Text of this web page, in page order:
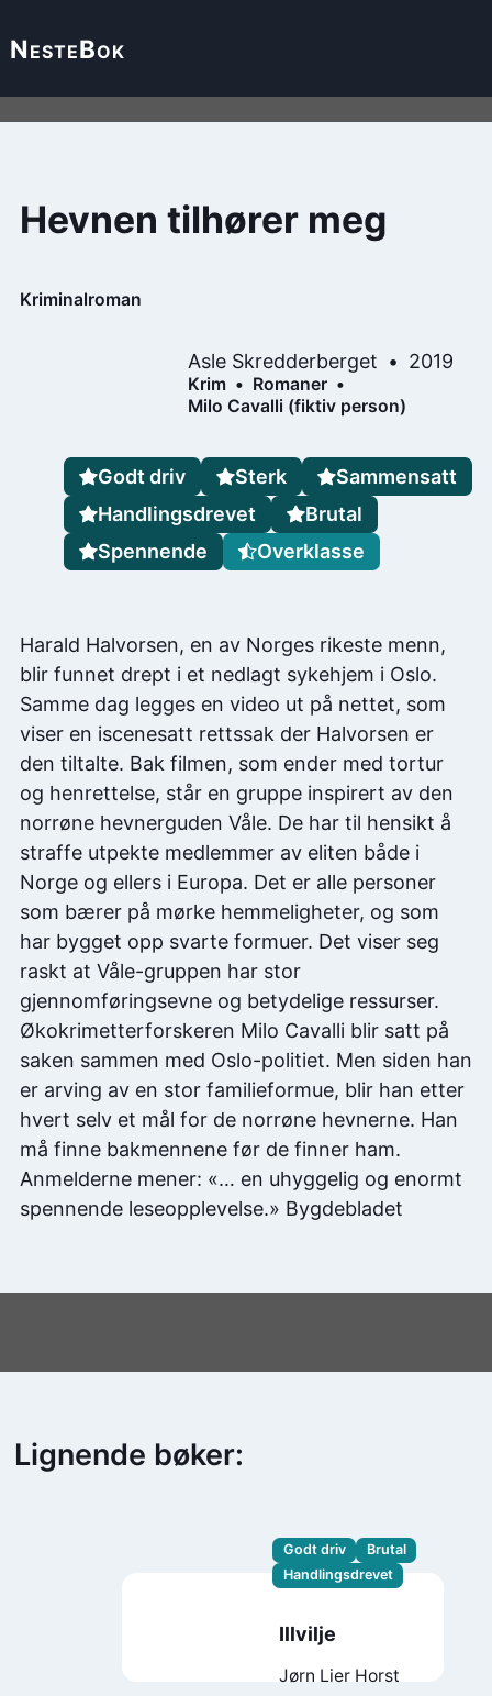
NesteBok
Hevnen tilhører meg
Kriminalroman
Asle Skredderberget 2019
Krim
Romaner
Milo Cavalli (fiktiv person)
Harald Halvorsen, en av Norges rikeste menn,
blir funnet drept i et nedlagt sykehjem i Oslo.
Samme dag legges en video ut på nettet, som
viser en iscenesatt rettssak der Halvorsen er
den tiltalte. Bak filmen, som ender med tortur
og henrettelse, står en gruppe inspirert av den
norrøne hevnerguden Våle. De har til hensikt å
straffe utpekte medlemmer av eliten både i
Norge og ellers i Europa. Det er alle personer
som bærer på mørke hemmeligheter, og som
har bygget opp svarte formuer. Det viser seg
raskt at Våle-gruppen har stor
gjennomføringsevne og betydelige ressurser.
Økokrimetterforskeren Milo Cavalli blir satt på
saken sammen med Oslo-politiet. Men siden han
er arving av en stor familieformue, blir han etter
hvert selv et mål for de norrøne hevnerne. Han
må finne bakmennene før de finner ham.
Anmelderne mener: «… en uhyggelig og enormt
spennende leseopplevelse.» Bygdebladet
Godt driv Sterk
Sammensatt
Handlingsdrevet
Brutal
Spennende
Overklasse
Lignende bøker:
Godt driv
Brutal
Handlingsdrevet
Illvilje
Jørn Lier Horst